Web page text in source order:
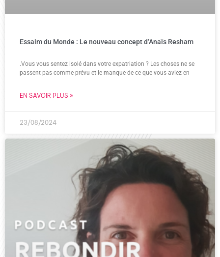
Essaim du Monde : Le nouveau concept d’Anaïs Resham
.Vous vous sentez isolé dans votre expatriation ? Les choses ne se
passent pas comme prévu et le manque de ce que vous aviez en
EN SAVOIR PLUS »
23/08/2024